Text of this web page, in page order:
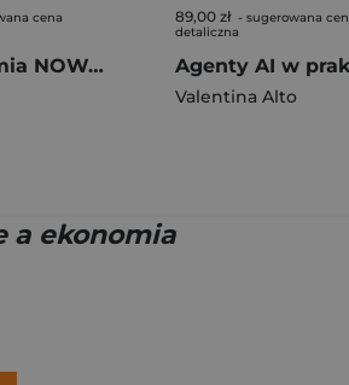
cena
Nowa Chemia NOWA TO JEST CHEMIA podręcznik część 3 zakres rozszerzony EDYCJA 2026
89,00 zł - sugerowana
detaliczna
Valentina Alto
a ekonomia